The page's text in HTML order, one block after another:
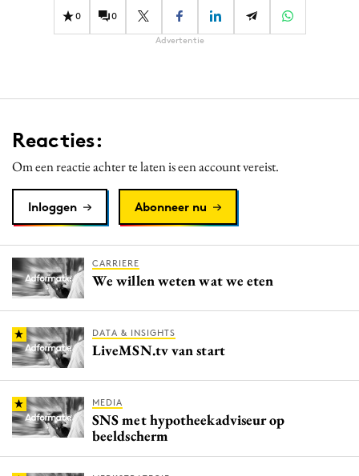
0 0
Advertentie
Reacties:
Om een reactie achter te laten is een account vereist.
Inloggen Abonneer nu
CARRIERE
We willen weten wat we eten
DATA & INSIGHTS
LiveMSN.tv van start
MEDIA
SNS met hypotheekadviseur op
beeldscherm